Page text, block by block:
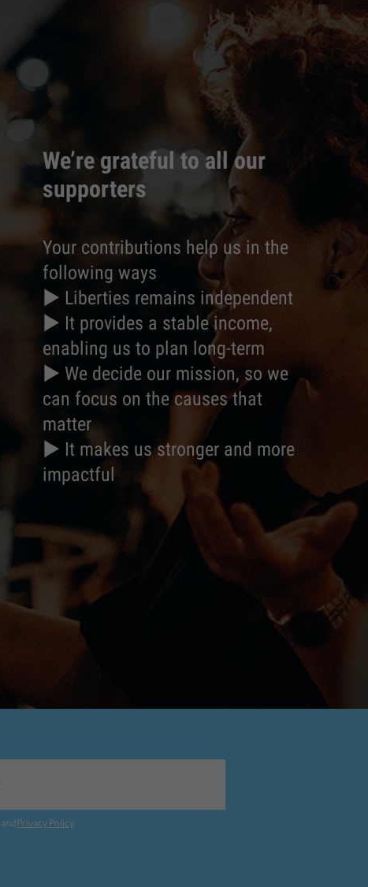
We’re grateful to all our
supporters
Your contributions help us in the
following ways
► Liberties remains independent
► It provides a stable income,
enabling us to plan long-term
► We decide our mission, so we
can focus on the causes that
matter
► It makes us stronger and more
impactful
andPrivacy Policy.